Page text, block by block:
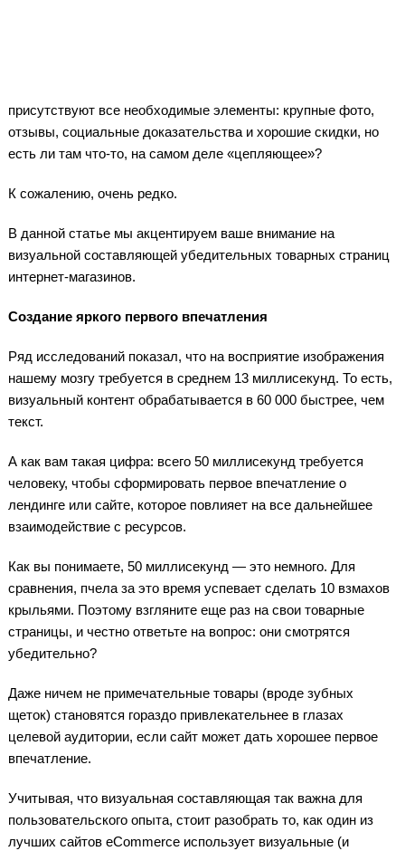
присутствуют все необходимые элементы: крупные фото,
отзывы, социальные доказательства и хорошие скидки, но
есть ли там что-то, на самом деле «цепляющее»?
К сожалению, очень редко.
В данной статье мы акцентируем ваше внимание на
визуальной составляющей убедительных товарных страниц
интернет-магазинов.
Создание яркого первого впечатления
Ряд исследований показал, что на восприятие изображения
нашему мозгу требуется в среднем 13 миллисекунд. То есть,
визуальный контент обрабатывается в 60 000 быстрее, чем
текст.
А как вам такая цифра: всего 50 миллисекунд требуется
человеку, чтобы сформировать первое впечатление о
лендинге или сайте, которое повлияет на все дальнейшее
взаимодействие с ресурсов.
Как вы понимаете, 50 миллисекунд — это немного. Для
сравнения, пчела за это время успевает сделать 10 взмахов
крыльями. Поэтому взгляните еще раз на свои товарные
страницы, и честно ответьте на вопрос: они смотрятся
убедительно?
Даже ничем не примечательные товары (вроде зубных
щеток) становятся гораздо привлекательнее в глазах
целевой аудитории, если сайт может дать хорошее первое
впечатление.
Учитывая, что визуальная составляющая так важна для
пользовательского опыта, стоит разобрать то, как один из
лучших сайтов eCommerce использует визуальные (и